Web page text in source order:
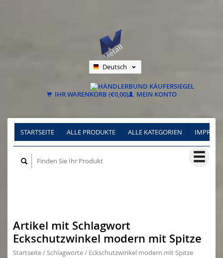
Deutsch
Français
IHR WARENKORB (€0,00) MEIN KONTO
STARTSEITE ALLE PRODUKTE ALLE KATEGORIEN
Artikel mit Schlagwort
Eckschutzwinkel modern mit Spitze
Startseite/Schlagworte/ Eckschutzwinkel modern mit Spitze